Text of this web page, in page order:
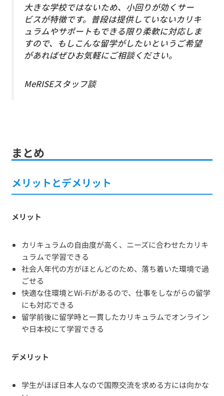
大きな学校ではないため、小回りが効くサー
ビスが特徴です。普段は提供していないカリキ
ュラムやサポートもできる限り柔軟に対応しま
すので、もしこんな留学がしたいというご希望
があればぜひお気軽にご相談ください。
MeRISEスタッフ談
まとめ
メリットとデメリット
メリット
カリキュラムの自由度が高く、ニーズに合わせたカリキ
ュラムで学習できる
社会人年代の方がほとんどのため、落ち着いた環境で過
ごせる
快適な住環境とWi-Fiがあるので、仕事をしながらの留学
にも対応できる
留学前後に留学時と一貫したカリキュラムでオンライン
や日本校にて学習できる
デメリット
学生がほぼ日本人なので国際交流を求める方には向かな